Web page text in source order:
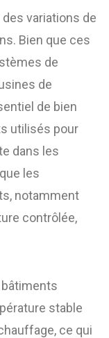
variations de
Bien que ces
de
de
de bien
utilisés pour
dans les
les
notamment
contrôlée,
stable
ce qui